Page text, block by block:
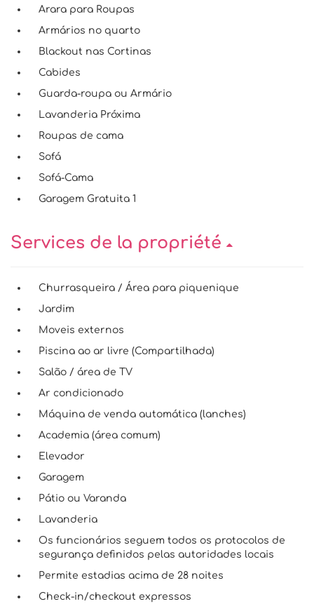
Arara para Roupas
Armários no quarto
Blackout nas Cortinas
Cabides
Guarda-roupa ou Armário
Lavanderia Próxima
Roupas de cama
Sofá
Sofá-Cama
Garagem Gratuita 1
Services de la propriété
Churrasqueira / Área para piquenique
Jardim
Moveis externos
Piscina ao ar livre (Compartilhada)
Salão / área de TV
Ar condicionado
Máquina de venda automática (lanches)
Academia (área comum)
Elevador
Garagem
Pátio ou Varanda
Lavanderia
Os funcionários seguem todos os protocolos de
segurança definidos pelas autoridades locais
Permite estadias acima de 28 noites
Check-in/checkout expressos